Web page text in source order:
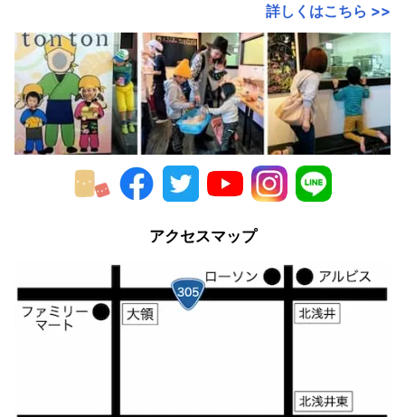
2016年
2015年
2014年
詳しくはこちら >>
アクセスマップ